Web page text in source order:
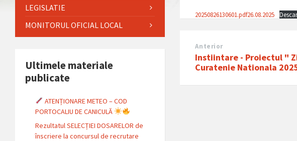
20250826130601.pdf26.08.2025
Anterior
Instiintare - Proiectul "
Curatenie Nationala
LEGISLATIE
MONITORUL OFICIAL LOCAL
Ultimele materiale
publicate
ATENȚIONARE METEO – COD
PORTOCALIU DE CANICULĂ
Rezultatul SELECȚIEI DOSARELOR de
înscriere la concursul de recrutare